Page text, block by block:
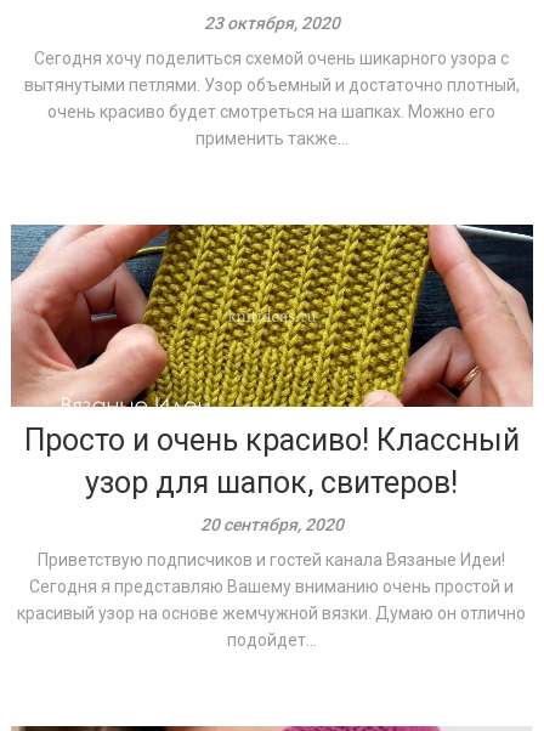
23 октября, 2020
Сегодня хочу поделиться схемой очень шикарного узора с
вытянутыми петлями. Узор объемный и достаточно плотный,
очень красиво будет смотреться на шапках. Можно его
применить также...
Просто и очень красиво! Классный
узор для шапок, свитеров!
20 сентября, 2020
Приветствую подписчиков и гостей канала Вязаные Идеи!
Сегодня я представляю Вашему вниманию очень простой и
красивый узор на основе жемчужной вязки. Думаю он отлично
подойдет...